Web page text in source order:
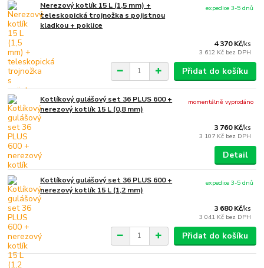
Nerezový kotlík 15 L (1,5 mm) +
teleskopická trojnožka s pojistnou
kladkou + poklice
4 370 Kč/ks
3 612 Kč bez DPH
expedice 3-5 dnů
Přidat do košíku
Kotlíkový gulášový set 36 PLUS 600 +
nerezový kotlík 15 L (0,8 mm)
3 760 Kč/ks
3 107 Kč bez DPH
momentálně vyprodáno
Detail
Kotlíkový gulášový set 36 PLUS 600 +
nerezový kotlík 15 L (1,2 mm)
3 680 Kč/ks
3 041 Kč bez DPH
expedice 3-5 dnů
Přidat do košíku